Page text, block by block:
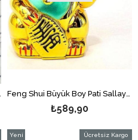
₺589,90
Ücretsiz Kargo
Yeni